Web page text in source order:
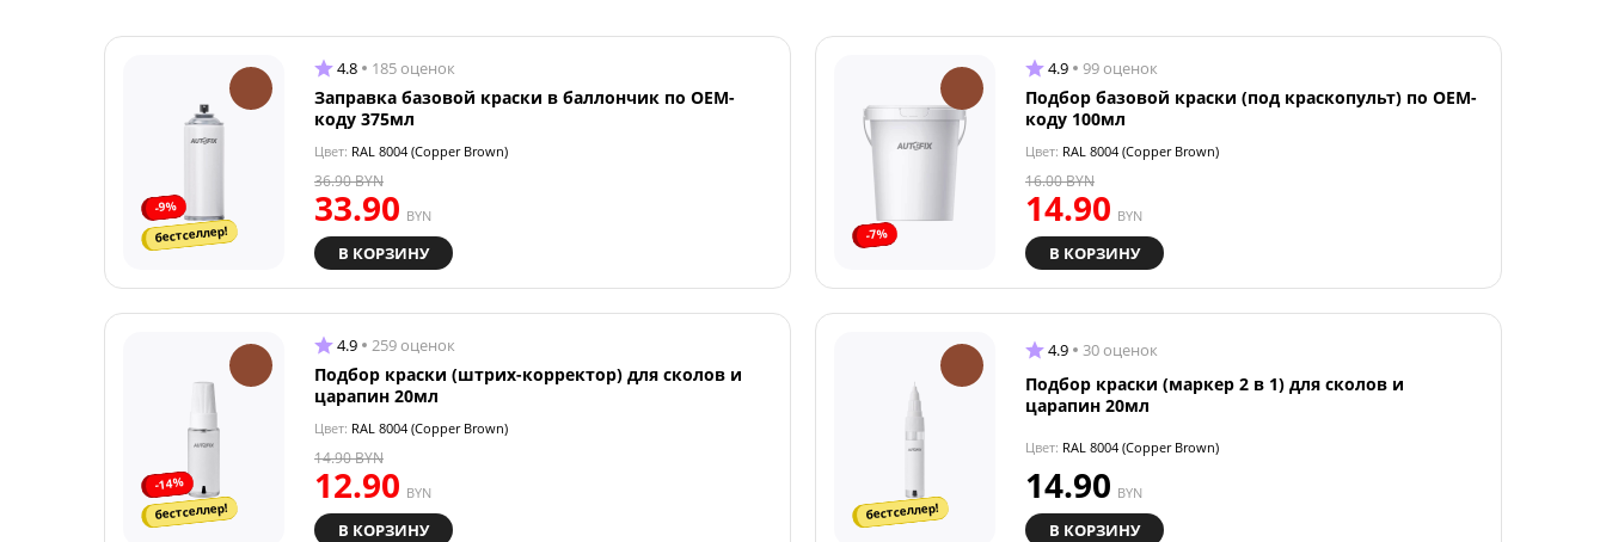
-9%
бестселлер!
4.8 185 оценок
Заправка базовой краски в баллончик по OEM-
коду 375мл
Цвет: RAL 8004 (Copper Brown)
33.90 BYN
36.90BYN
В КОРЗИНУ
-7%
4.9 99 оценок
Подбор базовой краски (под краскопульт) по OEM-
коду 100мл
Цвет: RAL 8004 (Copper Brown)
14.90 BYN
16.00BYN
В КОРЗИНУ
-14%
бестселлер!
4.9 259 оценок
Подбор краски (штрих-корректор) для сколов и
царапин 20мл
Цвет: RAL 8004 (Copper Brown)
12.90 BYN
14.90BYN
В КОРЗИНУ
бестселлер!
4.9 30 оценок
Подбор краски (маркер 2 в 1) для сколов и
царапин 20мл
Цвет: RAL 8004 (Copper Brown)
14.90 BYN
В КОРЗИНУ